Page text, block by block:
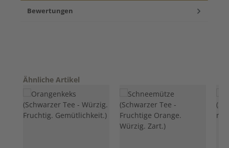
Bewertungen
Produktgalerie überspringen
Ähnliche Artikel